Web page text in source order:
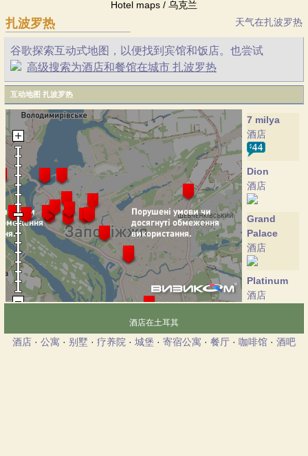
Hotel maps / 乌克兰
扎波罗热 天气在扎波罗热
谷歌探索互动式地图，以便找到宾馆和饭店。也尝试
高级搜索为酒店和餐馆在城市 扎波罗热
互动地图 扎波罗热
7 milya
酒店
Dion
酒店
Grand
Palace
酒店
Platinum
酒店
Zaporozhye
酒店在土耳其
酒店 · 公寓 · 别墅 · 疗养院 · 城堡 · 寄宿公寓 · 餐厅 · 咖啡馆 · 酒吧